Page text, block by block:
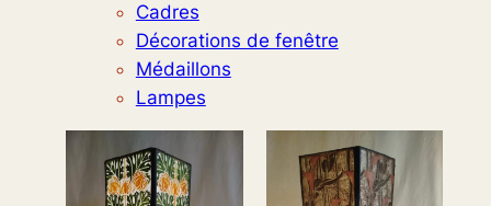
Cadres
Décorations de fenêtre
Médaillons
Lampes